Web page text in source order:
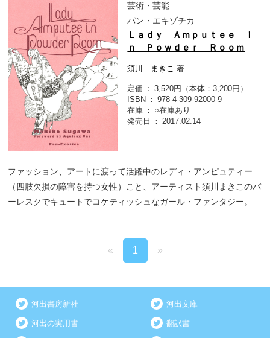
芸術・芸能
パン・エキゾチカ
Ｌａｄｙ Ａｍｐｕｔｅｅ ｉ
ｎ Ｐｏｗｄｅｒ Ｒｏｏｍ
須川 まきこ 著
定価
3,520円（本体：3,200円）
ISBN
978-4-309-92000-9
在庫
○在庫あり
発売日
2017.02.14
ファッション、アートに渡って活躍中のレディ・アンピュティー
（四肢欠損の障害を持つ女性）こと、アーティスト須川まきこのバ
ーレスクでキュートでコケティッシュなガール・ファンタジー。
« 1 »
河出書房新社 河出文庫
河出の実用書 翻訳書